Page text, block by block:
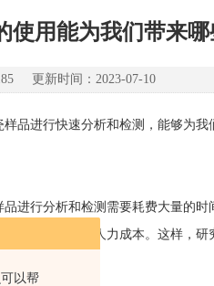
以帮
使用能为我们带来哪
更新时间：2023-07-10
品进行快速分析和检测，能够为
行分析和检测需要耗费大量的时
节省了时间和人力成本。这样，